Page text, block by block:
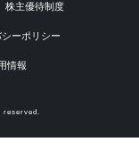
株主優待制度
ーポリシー
情報